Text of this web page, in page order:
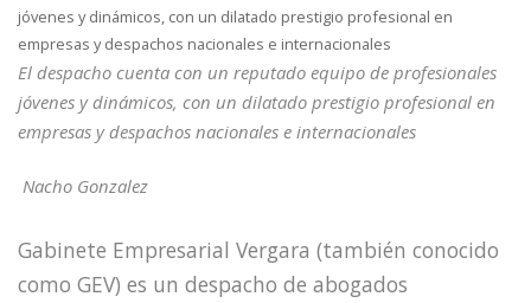
El despacho cuenta con un reputado equipo de profesionales
jóvenes y dinámicos, con un dilatado prestigio profesional en
empresas y despachos nacionales e internacionales
Nacho Gonzalez
Gabinete Empresarial Vergara (también conocido
como GEV) es un despacho de abogados